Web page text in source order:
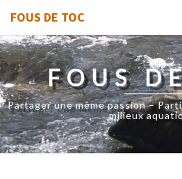
FOUS DE TOC
FOUS
Partager une même passion –
milieux